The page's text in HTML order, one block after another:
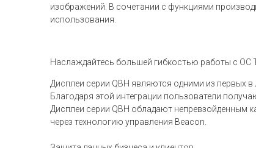
изображений. В сочетании с функциями
использования.
Наслаждайтесь большей гибкостью работы с ОС
Дисплеи серии QBH являются одними из первых
Благодаря этой интеграции пользователи
Дисплеи серии QBH обладают непревзойденным
через технологию управления Beacon.